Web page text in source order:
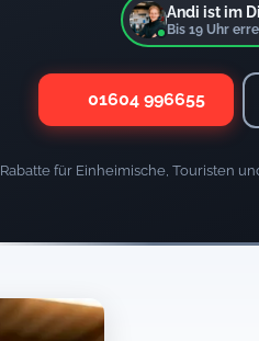
Andi ist im
Bis 19Uhr
01604 996655
Rabatte für Einheimische, Touristen